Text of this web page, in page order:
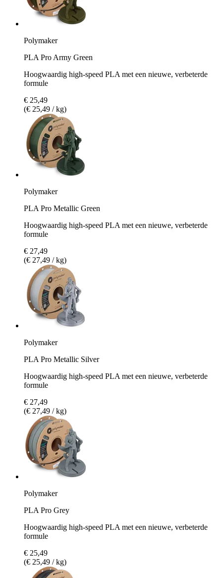
Polymaker
PLA Pro Army Green
Hoogwaardig high-speed PLA met een nieuwe, verbeterde
formule
€ 25,49
(€ 25,49 / kg)
Polymaker
PLA Pro Metallic Green
Hoogwaardig high-speed PLA met een nieuwe, verbeterde
formule
€ 27,49
(€ 27,49 / kg)
Polymaker
PLA Pro Metallic Silver
Hoogwaardig high-speed PLA met een nieuwe, verbeterde
formule
€ 27,49
(€ 27,49 / kg)
Polymaker
PLA Pro Grey
Hoogwaardig high-speed PLA met een nieuwe, verbeterde
formule
€ 25,49
(€ 25,49 / kg)